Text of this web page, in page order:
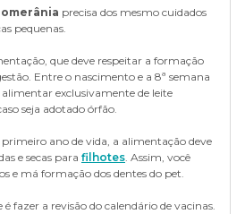
precisa dos mesmo cuidados
pequenas.
que deve respeitar a formação
Entre o nascimento e a 8ª semana
alimentar exclusivamente de leite
seja adotado órfão.
ano de vida, a alimentação deve
e secas para filhotes. Assim, você
e má formação dos dentes do pet.
fazer a revisão do calendário de vacinas.